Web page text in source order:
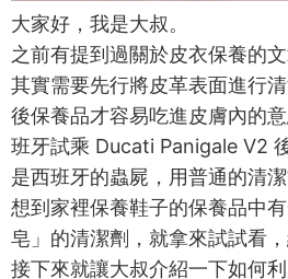
大家好，我是大叔。
之前有提到過關於皮衣保養的
其實需要先行將皮革表面進行
後保養品才容易吃進皮膚內的
班牙試乘 Ducati Panigale V2
是西班牙的蟲屍，用普通的清
想到家裡保養鞋子的保養品中
皂」的清潔劑，就拿來試試看
接下來就讓大叔介紹一下如何